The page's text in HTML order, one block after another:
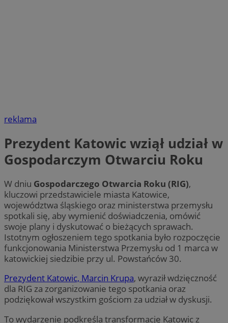
reklama
Prezydent Katowic wziął udział w
Gospodarczym Otwarciu Roku
W dniu Gospodarczego Otwarcia Roku (RIG),
kluczowi przedstawiciele miasta Katowice,
województwa śląskiego oraz ministerstwa przemysłu
spotkali się, aby wymienić doświadczenia, omówić
swoje plany i dyskutować o bieżących sprawach.
Istotnym ogłoszeniem tego spotkania było rozpoczęcie
funkcjonowania Ministerstwa Przemysłu od 1 marca w
katowickiej siedzibie przy ul. Powstańców 30.
Prezydent Katowic, Marcin Krupa, wyraził wdzięczność
dla RIG za zorganizowanie tego spotkania oraz
podziękował wszystkim gościom za udział w dyskusji.
To wydarzenie podkreśla transformację Katowic z